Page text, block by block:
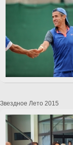
Звездное Лето 2015